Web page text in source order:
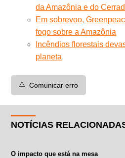
da Amazônia e do
Em sobrevoo,
fogo sobre a Amazônia
Incêndios florestais
planeta
⚠️ Comunicar erro
NOTÍCIAS
O impacto que está na mesa